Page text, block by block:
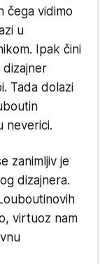
čega vidimo
u
Ipak čini
dizajner
Tada dolazi
neverici.
zanimljiv je
dizajnera.
virtuoz nam